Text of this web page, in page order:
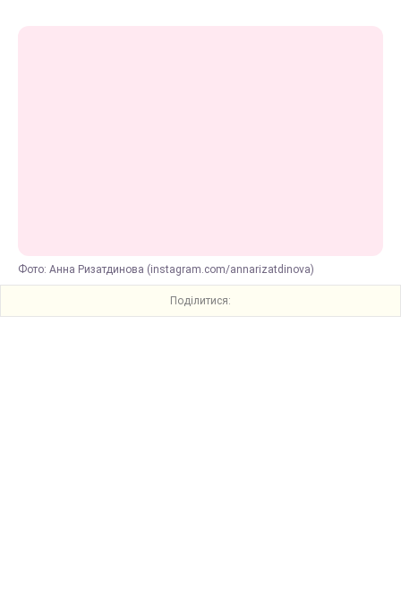
Фото: Анна Ризатдинова (instagram.com/annarizatdinova)
Поділитися: